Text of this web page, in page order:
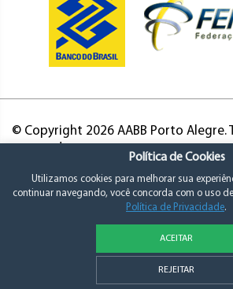
© Copyright 2026 AABB Porto Alegre.
Política de Privacidade e
Política de Cookies
Utilizamos cookies para melhorar sua
continuar navegando, você concorda com o uso
Política de Privacidade.
ACEITAR
REJEITAR